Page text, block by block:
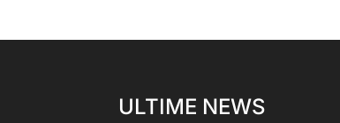
ULTIME NEWS